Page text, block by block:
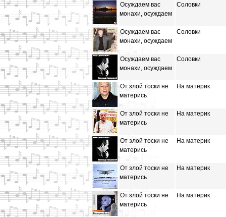
Осуждаем вас
монахи, осуждаем
Соловки
Осуждаем вас
монахи, осуждаем
Соловки
Осуждаем вас
монахи, осуждаем
Соловки
От злой тоски не
матерись
На материк
От злой тоски не
матерись
На материк
От злой тоски не
матерись
На материк
От злой тоски не
матерись
На материк
От злой тоски не
матерись
На материк